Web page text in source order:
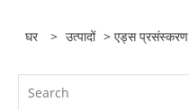
घर > उत्पादों >एड्स प्रसंस्करण